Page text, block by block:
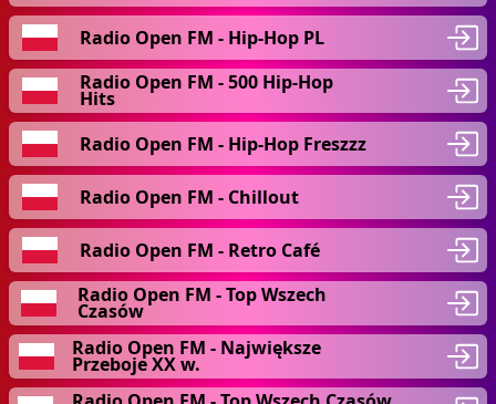
Radio Open FM - Hip-Hop PL
Radio Open FM - 500 Hip-Hop
Hits
Radio Open FM - Hip-Hop Freszzz
Radio Open FM - Chillout
Radio Open FM - Retro Café
Radio Open FM - Top Wszech
Czasów
Radio Open FM - Największe
Przeboje XX w.